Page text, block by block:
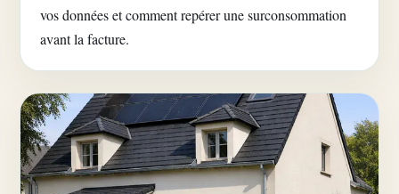
vos données et comment repérer une surconsommation
avant la facture.